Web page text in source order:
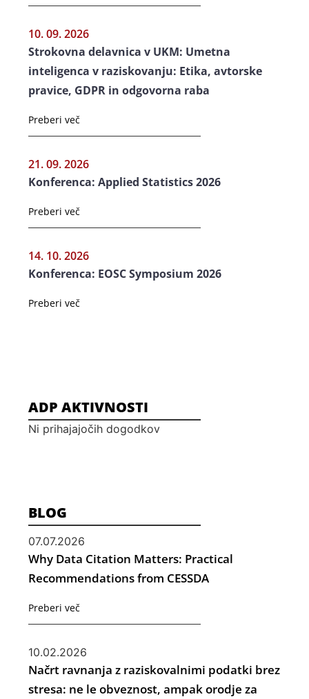
10. 09. 2026
Strokovna delavnica v UKM: Umetna
inteligenca v raziskovanju: Etika, avtorske
pravice, GDPR in odgovorna raba
Preberi več
21. 09. 2026
Konferenca: Applied Statistics 2026
Preberi več
14. 10. 2026
Konferenca: EOSC Symposium 2026
Preberi več
ADP AKTIVNOSTI
Ni prihajajočih dogodkov
BLOG
07.07.2026
Why Data Citation Matters: Practical
Recommendations from CESSDA
Preberi več
10.02.2026
Načrt ravnanja z raziskovalnimi podatki brez
stresa: ne le obveznost, ampak orodje za